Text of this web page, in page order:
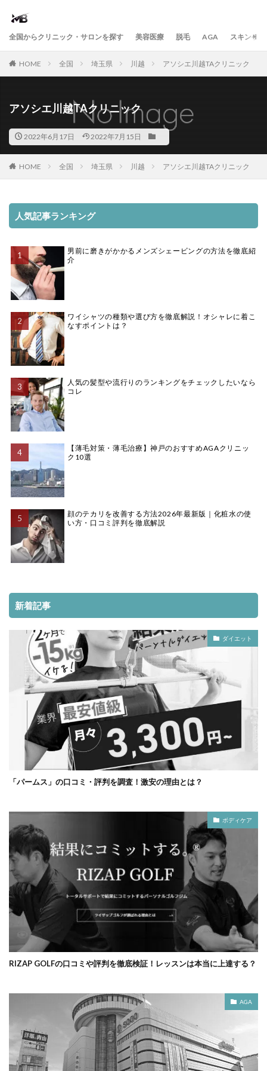
全国からクリニック・サロンを探す 美容医療 脱毛 AGA スキンケア
HOME 全国 埼玉県 川越 アソシエ川越TAクリニック
アソシエ川越TAクリニック
2022年6月17日 2022年7月15日
HOME 全国 埼玉県 川越 アソシエ川越TAクリニック
人気記事ランキング
男前に磨きがかかるメンズシェービングの方法を徹底紹
介
ワイシャツの種類や選び方を徹底解説！オシャレに着こ
なすポイントは？
人気の髪型や流行りのランキングをチェックしたいなら
コレ
【薄毛対策・薄毛治療】神戸のおすすめAGAクリニッ
ク10選
顔のテカリを改善する方法2026年最新版｜化粧水の使
い方・口コミ評判を徹底解説
新着記事
ダイエット
「パームス」の口コミ・評判を調査！激安の理由とは？
ボディケア
RIZAP GOLFの口コミや評判を徹底検証！レッスンは本当に上達する？
AGA